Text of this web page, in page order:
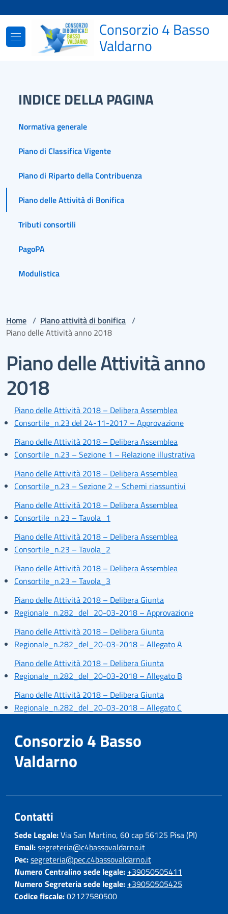
Consorzio 4 Basso
Valdarno
INDICE DELLA PAGINA
Normativa generale
Piano di Classifica Vigente
Piano di Riparto della Contribuenza
Piano delle Attività di Bonifica
Tributi consortili
PagoPA
Modulistica
Home / Piano attività di bonifica /
Piano delle Attività anno 2018
Piano delle Attività anno
2018
Piano delle Attività 2018 – Delibera Assemblea
Consortile_n.23 del 24-11-2017 – Approvazione
Piano delle Attività 2018 – Delibera Assemblea
Consortile_n.23 – Sezione 1 – Relazione illustrativa
Piano delle Attività 2018 – Delibera Assemblea
Consortile_n.23 – Sezione 2 – Schemi riassuntivi
Piano delle Attività 2018 – Delibera Assemblea
Consortile_n.23 – Tavola_1
Piano delle Attività 2018 – Delibera Assemblea
Consortile_n.23 – Tavola_2
Piano delle Attività 2018 – Delibera Assemblea
Consortile_n.23 – Tavola_3
Piano delle Attività 2018 – Delibera Giunta
Regionale_n.282_del_20-03-2018 – Approvazione
Piano delle Attività 2018 – Delibera Giunta
Regionale_n.282_del_20-03-2018 – Allegato A
Piano delle Attività 2018 – Delibera Giunta
Regionale_n.282_del_20-03-2018 – Allegato B
Piano delle Attività 2018 – Delibera Giunta
Regionale_n.282_del_20-03-2018 – Allegato C
Consorzio 4 Basso
Valdarno
Contatti
Sede Legale:Via San Martino, 60 cap 56125 Pisa (PI)
Email:segreteria@c4bassovaldarno.it
Pec:segreteria@pec.c4bassovaldarno.it
Numero Centralino sede legale: +39050505411
Numero Segreteria sede legale: +39050505425
Codice fiscale:02127580500